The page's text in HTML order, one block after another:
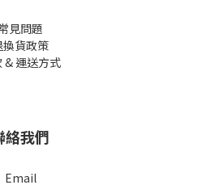
見問題
換貨政策
& 運送方式
絡我們
Email